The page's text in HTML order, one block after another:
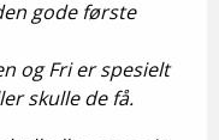
gode første
og Fri er spesielt
skulle de få.